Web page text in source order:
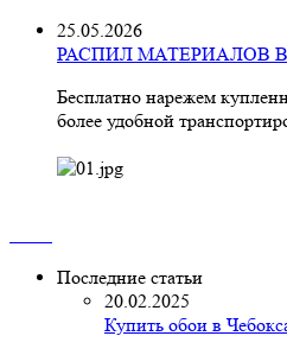
25.05.2026
РАСПИЛ МАТЕРИАЛОВ
Бесплатно нарежем
более удобной
Последние статьи
20.02.2025
Купить обои в